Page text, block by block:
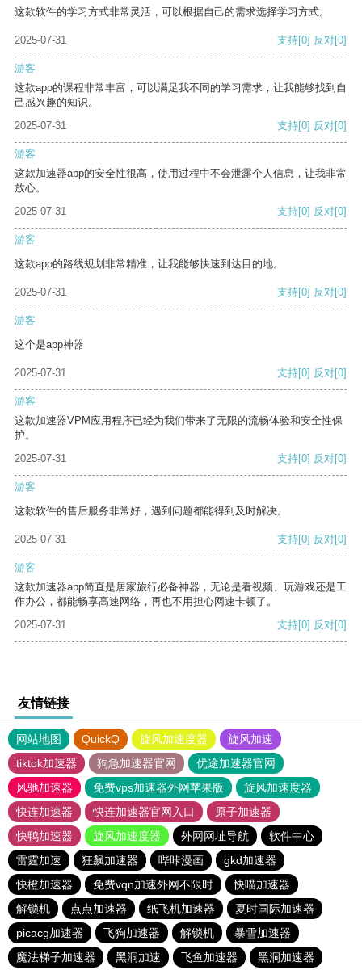
这款软件的学习方式非常灵活，可以根据自己的需求选择学习方式。
2025-07-31 支持[0] 反对[0]
游客
这款app的课程非常丰富，可以满足我不同的学习需求，让我能够找到自
己感兴趣的知识。
2025-07-31
支持[0] 反对[0]
游客
这款加速器app的安全性很高，使用过程中不会泄露个人信息，让我非常
放心。
2025-07-31
支持[0] 反对[0]
游客
这款app的路线规划非常精准，让我能够快速到达目的地。
2025-07-31 支持[0] 反对[0]
游客
这个是app神器
2025-07-31 支持[0] 反对[0]
游客
这款加速器VPM应用程序已经为我们带来了无限的流畅体验和安全性保
护。
2025-07-31
支持[0] 反对[0]
游客
这款软件的售后服务非常好，遇到问题都能得到及时解决。
2025-07-31 支持[0] 反对[0]
游客
这款加速器app简直是居家旅行必备神器，无论是看视频、玩游戏还是工
作办公，都能畅享高速网络，再也不用担心网速卡顿了。
2025-07-31
支持[0] 反对[0]
友情链接
网站地图 QuickQ 旋风加速度器
旋风加速
tiktok加速器
狗急加速器官网
优途加速器官网
风驰加速器
免费vps加速器外网苹果版
旋风加速度器
快连加速器
快连加速器官网入口
原子加速器
快鸭加速器
旋风加速度器 外网网址导航
软件中心
雷霆加速
狂飙加速器 哔咔漫画
gkd加速器
快橙加速器
免费vqn加速外网不限时
快喵加速器
解锁机
点点加速器 纸飞机加速器
夏时国际加速器
picacg加速器
飞狗加速器 解锁机
暴雪加速器
魔法梯子加速器
黑洞加速 飞鱼加速器 黑洞加速器